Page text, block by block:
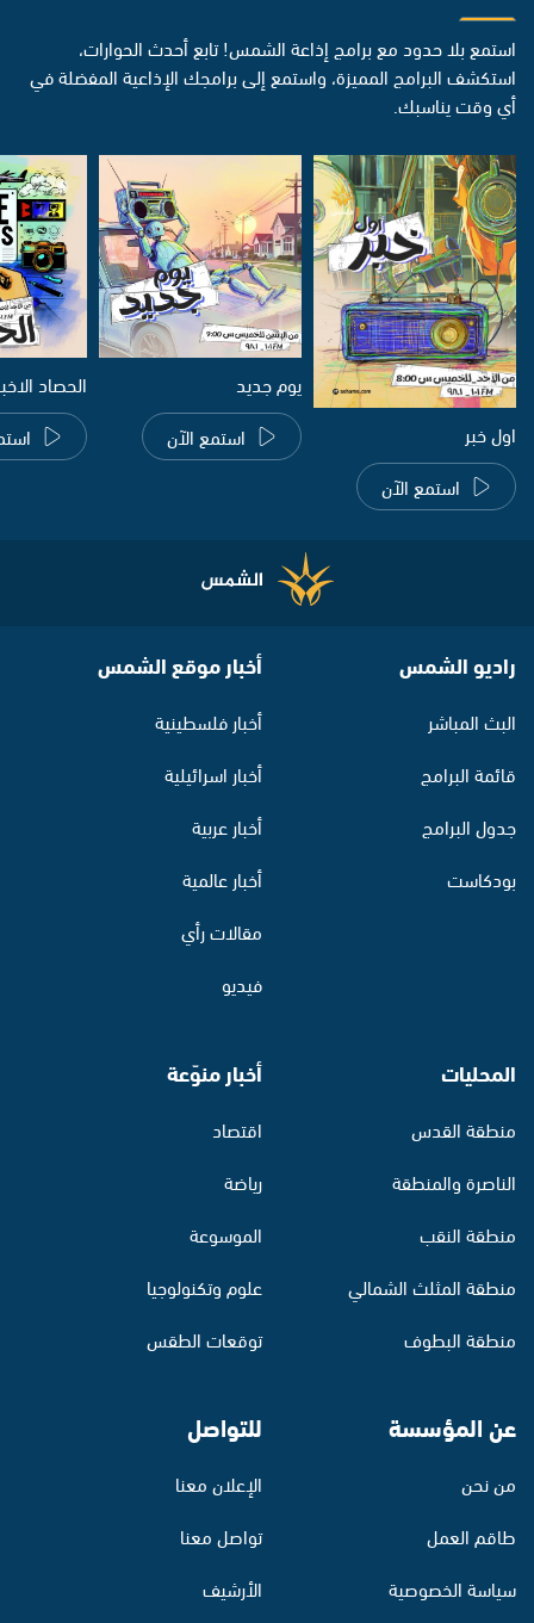
استمع بلا حدود مع برامج إذاعة الشمس! تابع أحدث الحوارات،
استكشف البرامج المميزة، واستمع إلى برامجك الإذاعية المفضلة في
أي وقت يناسبك.
اول خبر
استمع الآن
يوم جديد
استمع الآن
الحصاد
راديو الشمس
البث المباشر
قائمة البرامج
جدول البرامج
بودكاست
أخبار موقع الشمس
أخبار فلسطينية
أخبار اسرائيلية
أخبار عربية
أخبار عالمية
مقالات رأي
فيديو
المحليات
منطقة القدس
الناصرة والمنطقة
منطقة النقب
منطقة المثلث الشمالي
منطقة البطوف
أخبار منوّعة
اقتصاد
رياضة
الموسوعة
علوم وتكنولوجيا
توقعات الطقس
عن المؤسسة
من نحن
طاقم العمل
سياسة الخصوصية
للتواصل
الإعلان معنا
تواصل معنا
الأرشيف